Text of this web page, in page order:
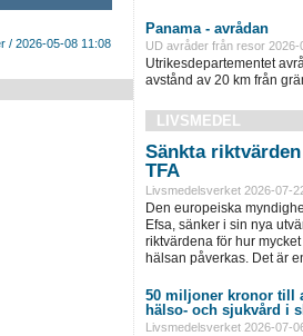
/ 2026-05-08 11:08
Panama - avrådan
UD avråder från resor 2026-
Utrikesdepartementet
avstånd av 20 km från
LIVSMEDEL
Sänkta
TFA
Livsmedelsverket 2026-07-
Den europeiska
Efsa, sänker i sin nya
riktvärdena för hur
hälsan påverkas. Det är
50 miljoner kronor till
hälso- och sjukvård i
Livsmedelsverket 2026-07-